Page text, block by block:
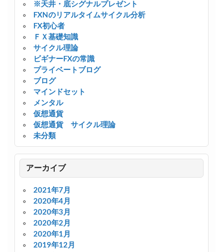
※天井・底シグナルプレゼント
FXNのリアルタイムサイクル分析
FX初心者
ＦＸ基礎知識
サイクル理論
ビギナーFXの常識
プライベートブログ
ブログ
マインドセット
メンタル
仮想通貨
仮想通貨 サイクル理論
未分類
アーカイブ
2021年7月
2020年4月
2020年3月
2020年2月
2020年1月
2019年12月